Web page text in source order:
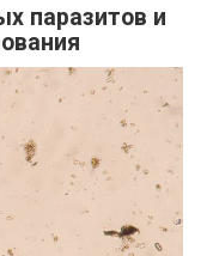
паразитов и